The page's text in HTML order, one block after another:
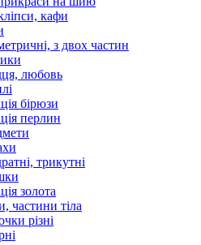
кафи
з двох частин
любовь
бірюзи
перлин
трикутні
золота
частини тіла
різні